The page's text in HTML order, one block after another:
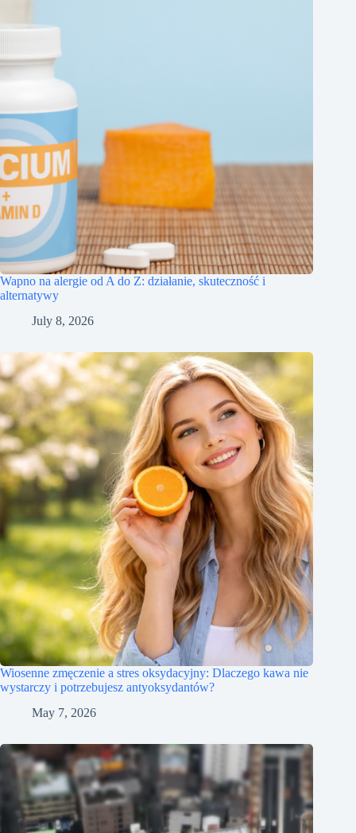
Wapno na alergie od A do Z: działanie, skuteczność i
alternatywy
July 8, 2026
Wiosenne zmęczenie a stres oksydacyjny: Dlaczego kawa nie
wystarczy i potrzebujesz antyoksydantów?
May 7, 2026